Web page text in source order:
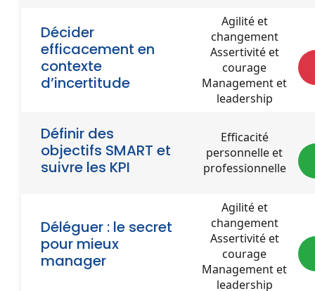
Décider
efficacement en
contexte
d’incertitude
Agilité et
changement
Assertivité et
courage
Management et
leadership
Définir des
objectifs SMART et
suivre les KPI
Efficacité
personnelle et
professionnelle
Déléguer : le secret
pour mieux
manager
Agilité et
changement
Assertivité et
courage
Management et
leadership